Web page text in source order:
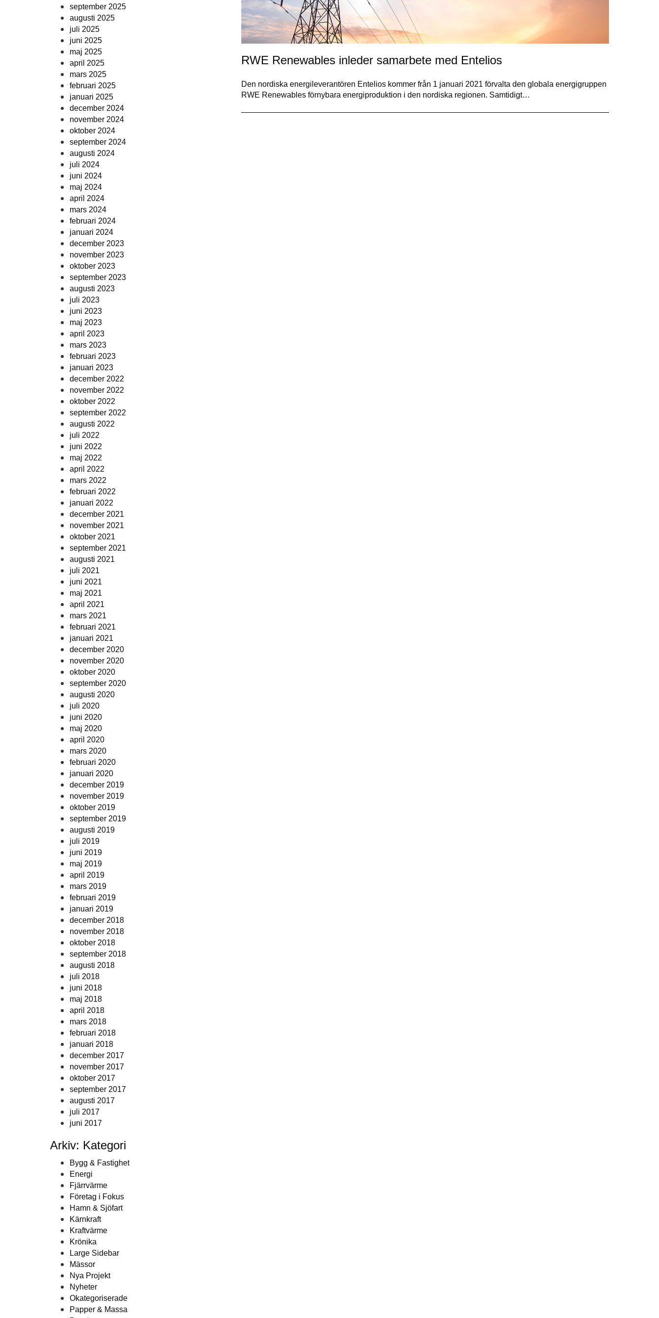
september 2025
augusti 2025
juli 2025
juni 2025
maj 2025
april 2025
mars 2025
februari 2025
januari 2025
december 2024
november 2024
oktober 2024
september 2024
augusti 2024
juli 2024
juni 2024
maj 2024
april 2024
mars 2024
februari 2024
januari 2024
december 2023
november 2023
oktober 2023
september 2023
augusti 2023
juli 2023
juni 2023
maj 2023
april 2023
mars 2023
februari 2023
januari 2023
december 2022
november 2022
oktober 2022
september 2022
augusti 2022
juli 2022
juni 2022
maj 2022
april 2022
mars 2022
februari 2022
januari 2022
december 2021
november 2021
oktober 2021
september 2021
augusti 2021
juli 2021
juni 2021
maj 2021
april 2021
mars 2021
februari 2021
januari 2021
december 2020
november 2020
oktober 2020
september 2020
augusti 2020
juli 2020
juni 2020
maj 2020
april 2020
mars 2020
februari 2020
januari 2020
december 2019
november 2019
oktober 2019
september 2019
augusti 2019
juli 2019
juni 2019
maj 2019
april 2019
mars 2019
februari 2019
januari 2019
december 2018
november 2018
oktober 2018
september 2018
augusti 2018
juli 2018
juni 2018
maj 2018
april 2018
mars 2018
februari 2018
januari 2018
december 2017
november 2017
oktober 2017
september 2017
augusti 2017
juli 2017
juni 2017
Arkiv: Kategori
Bygg & Fastighet
Energi
Fjärrvärme
Företag i Fokus
Hamn & Sjöfart
Kärnkraft
Kraftvärme
Krönika
Large Sidebar
Mässor
Nya Projekt
Nyheter
Okategoriserade
Papper & Massa
RWE Renewables inleder samarbete med Entelios
Den nordiska energileverantören Entelios kommer från 1 januari 2021 förvalta den globala energigruppen
RWE Renewables förnybara energiproduktion i den nordiska regionen. Samtidigt…